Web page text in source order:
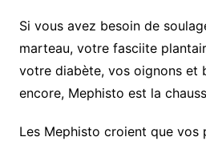
Si vous avez besoin de
marteau, votre fasciite
votre diabète, vos oignons et
encore, Mephisto est la
Les Mephisto croient que vos